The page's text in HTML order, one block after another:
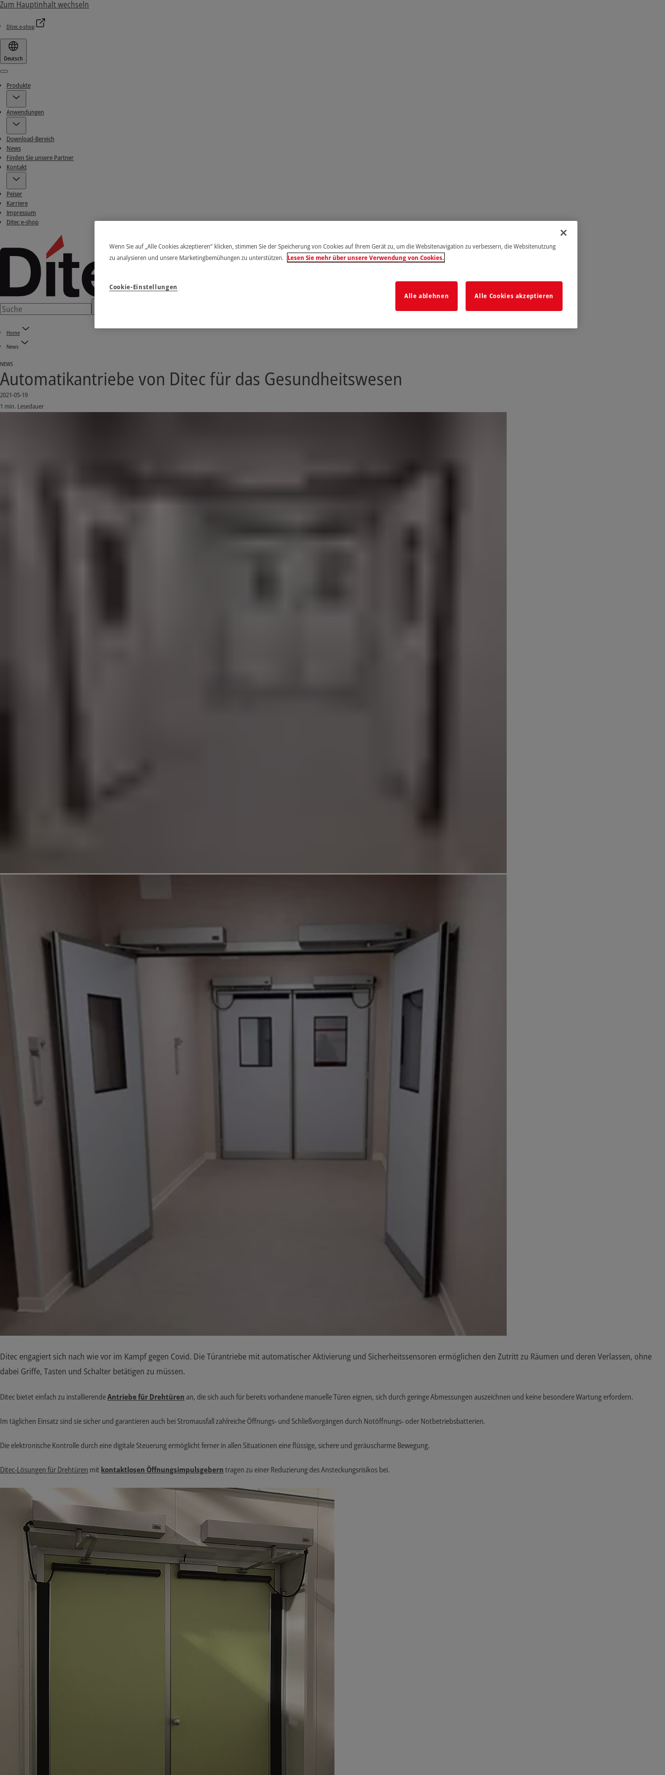
Zum Hauptinhalt wechseln
Ditec e-shop
Deutsch
Menu
Produkte
Anwendungen
Download-Bereich
News
Finden Sie unsere Partner
Kontakt
Peiser
Karriere
Impressum
Ditec e-shop
Home
News
NEWS
Automatikantriebe von Ditec für das Gesundheitswesen
2021-05-19
1 min. Lesedauer
Ditec engagiert sich nach wie vor im Kampf gegen Covid. Die Türantriebe mit automatischer Aktivierung und Sicherheitssensoren ermöglichen den Zutritt zu Räumen und deren Verlassen, ohne
dabei Griffe, Tasten und Schalter betätigen zu müssen.
Ditec bietet einfach zu installierendeAntriebe für Drehtüren an, die sich auch für bereits vorhandene manuelle Türen eignen, sich durch geringe Abmessungen auszeichnen und keine besondere Wartung erfordern.
Im täglichen Einsatz sind sie sicher und garantieren auch bei Stromausfall zahlreiche Öffnungs- und Schließvorgängen durch Notöffnungs- oder Notbetriebsbatterien.
Die elektronische Kontrolle durch eine digitale Steuerung ermöglicht ferner in allen Situationen eine flüssige, sichere und geräuscharme Bewegung.
Ditec-Lösungen für Drehtüren mit kontaktlosen Öffnungsimpulsgebern tragen zu einer Reduzierung des Ansteckungsrisikos bei.
Wenn Sie auf „Alle Cookies akzeptieren“ klicken, stimmen Sie der Speicherung von Cookies auf Ihrem Gerät zu, um die Websitenavigation zu verbessern, die Websitenutzung
zu analysieren und unsere Marketingbemühungen zu unterstützen. Lesen Sie mehr über unsere Verwendung von Cookies.
Alle ablehnen Alle Cookies akzeptieren
Cookie-Einstellungen